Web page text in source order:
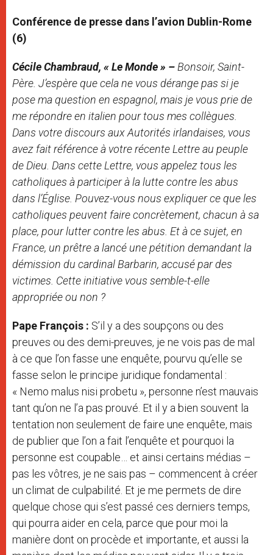
Conférence de presse dans l’avion Dublin-Rome
(6)
Cécile Chambraud, « Le Monde » – Bonsoir, Saint-
Père. J’espère que cela ne vous dérange pas si je
pose ma question en espagnol, mais je vous prie de
me répondre en italien pour tous mes collègues.
Dans votre discours aux Autorités irlandaises, vous
avez fait référence à votre récente Lettre au peuple
de Dieu. Dans cette Lettre, vous appelez tous les
catholiques à participer à la lutte contre les abus
dans l’Église. Pouvez-vous nous expliquer ce que les
catholiques peuvent faire concrètement, chacun à sa
place, pour lutter contre les abus. Et à ce sujet, en
France, un prêtre a lancé une pétition demandant la
démission du cardinal Barbarin, accusé par des
victimes. Cette initiative vous semble-t-elle
appropriée ou non ?
Pape François : S’il y a des soupçons ou des
preuves ou des demi-preuves, je ne vois pas de mal
à ce que l’on fasse une enquête, pourvu qu’elle se
fasse selon le principe juridique fondamental :
« Nemo malus nisi probetu », personne n’est mauvais
tant qu’on ne l’a pas prouvé. Et il y a bien souvent la
tentation non seulement de faire une enquête, mais
de publier que l’on a fait l’enquête et pourquoi la
personne est coupable… et ainsi certains médias –
pas les vôtres, je ne sais pas – commencent à créer
un climat de culpabilité. Et je me permets de dire
quelque chose qui s’est passé ces derniers temps,
qui pourra aider en cela, parce que pour moi la
manière dont on procède et importante, et aussi la